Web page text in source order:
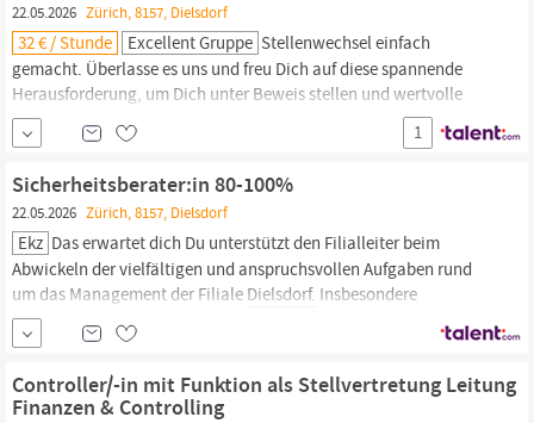
22.05.2026 Zürich, 8157, Dielsdorf
32 € / Stunde Excellent Gruppe Stellenwechsel einfach
gemacht. Überlasse es uns und freu Dich auf diese spannende
Herausforderung, um Dich unter Beweis stellen und wertvolle
Erfahrungen sammeln zu können. Unser Auftraggeber ist ein top
modernes und schweizweites Unternehmen, spezialisiert im
zusammen ein eingespieltes Team am Standort im Raum
Dielsdorf ZH.
1
Sicherheitsberater:in 80-100%
22.05.2026 Zürich, 8157, Dielsdorf
Ekz Das erwartet dich Du unterstützt den Filialleiter beim
Abwickeln der vielfältigen und anspruchsvollen Aufgaben rund
um das Management der Filiale Dielsdorf. Insbesondere
übernimmst du die Schlusskontrollen der von der Filiale
ausgeführten Arbeiten. Du übernimmst verschiedene
administrative Tätigkeiten wie zum Beispiel die Einsatzplanung,
das Erstellen von
Controller/-in mit Funktion als Stellvertretung Leitung
Finanzen & Controlling